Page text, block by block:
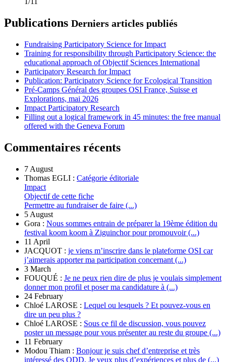
Publications Derniers articles publiés
Fundraising Participatory Science for Impact
Training for responsibility through Participatory Science: the
educational approach of Objectif Sciences International
Participatory Research for Impact
Publication: Participatory Science for Ecological Transition
Pré-Camps Général des groupes OSI France, Suisse et
Explorations, mai 2026
Impact Participatory Research
Filling out a logical framework in 45 minutes: the free manual
offered with the Geneva Forum
Commentaires récents
7 August
Thomas EGLI : Catégorie éditoriale
Impact
Objectif de cette fiche
Permettre au fundraiser de faire (...)
5 August
Gora : Nous sommes entrain de préparer la 19ème édition du
festival koom koom à Ziguinchor pour promouvoir (...)
11 April
JACQUOT : je viens m’inscrire dans le plateforme OSI car
j’aimerais apporter ma participation concernant (...)
3 March
FOUQUÉ : Je ne peux rien dire de plus je voulais simplement
donner mon profil et poser ma candidature à (...)
24 February
Chloé LAROSE : Lequel ou lesquels ? Et pouvez-vous en
dire un peu plus ?
Chloé LAROSE : Sous ce fil de discussion, vous pouvez
poster un message pour vous présenter au reste du groupe (...)
11 February
Modou Thiam : Bonjour je suis chef d’entreprise et très
intéressé des ODD. Je veux plus d’expériences et plus de (...)